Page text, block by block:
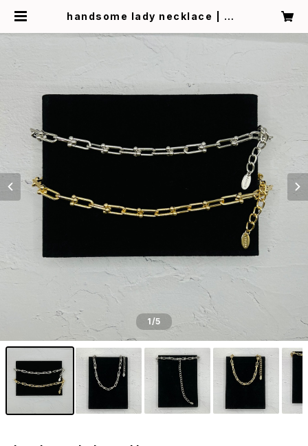
handsome lady necklace | CÂ
1/5